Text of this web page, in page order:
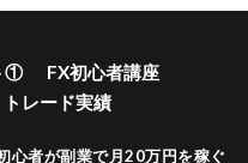
①
FX初心者講座
トレード実績
心者が副業で月20万円を稼ぐ